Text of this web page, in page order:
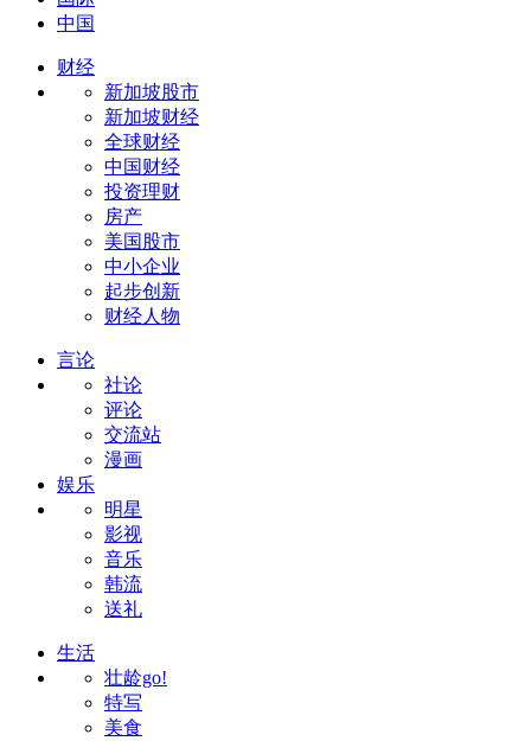
中国
财经
新加坡股市
新加坡财经
全球财经
中国财经
投资理财
房产
美国股市
中小企业
起步创新
财经人物
言论
社论
评论
交流站
漫画
娱乐
明星
影视
音乐
韩流
送礼
生活
壮龄go!
特写
美食